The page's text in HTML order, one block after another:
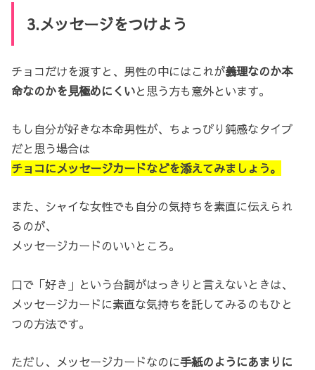
3.メッセージをつけよう
チョコだけを渡すと、男性の中にはこれが義理なのか本
命なのかを見極めにくいと思う方も意外といます。
もし自分が好きな本命男性が、ちょっぴり鈍感なタイプ
だと思う場合は
チョコにメッセージカードなどを添えてみましょう。
また、シャイな女性でも自分の気持ちを素直に伝えられ
るのが、
メッセージカードのいいところ。
口で「好き」という台詞がはっきりと言えないときは、
メッセージカードに素直な気持ちを託してみるのもひと
つの方法です。
ただし、メッセージカードなのに手紙のようにあまりに